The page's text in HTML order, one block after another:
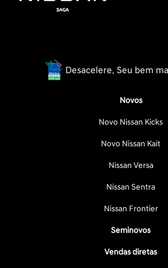
Desacelere. Seu bem
Novos
Novo Nissan Kicks
Novo Nissan Kait
Nissan Versa
Nissan Sentra
Nissan Frontier
Seminovos
Vendas diretas